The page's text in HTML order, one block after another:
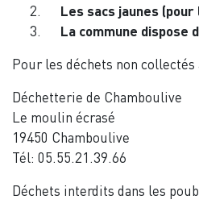
Les sacs jaunes
La commune dispose
Pour les déchets non
Déchetterie de
Le moulin écrasé
19450 Chamboulive
Tél: 05.55.21.39.66
Déchets interdits dans les